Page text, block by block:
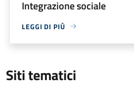
Integrazione sociale
LEGGI DI PIÙ
Siti tematici